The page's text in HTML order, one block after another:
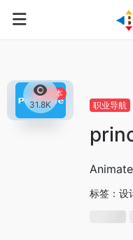
日本
31.8K 职业导航
标签： 设